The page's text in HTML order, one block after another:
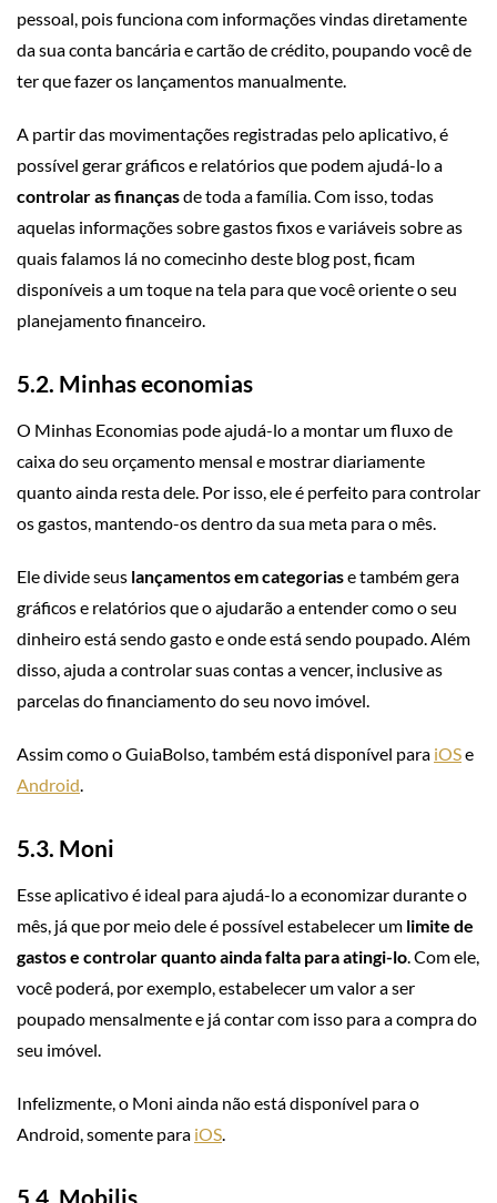
pessoal, pois funciona com informações vindas diretamente
da sua conta bancária e cartão de crédito, poupando você de
ter que fazer os lançamentos manualmente.
A partir das movimentações registradas pelo aplicativo, é
possível gerar gráficos e relatórios que podem ajudá-lo a
controlar as finançasde toda a família. Com isso, todas
aquelas informações sobre gastos fixos e variáveis sobre as
quais falamos lá no comecinho deste blog post, ficam
disponíveis a um toque na tela para que você oriente o seu
planejamento financeiro.
5.2. Minhas economias
O Minhas Economias pode ajudá-lo a montar um fluxo de
caixa do seu orçamento mensal e mostrar diariamente
quanto ainda resta dele. Por isso, ele é perfeito para controlar
os gastos, mantendo-os dentro da sua meta para o mês.
Ele divide seus lançamentos em categoriase também gera
gráficos e relatórios que o ajudarão a entender como o seu
dinheiro está sendo gasto e onde está sendo poupado. Além
disso, ajuda a controlar suas contas a vencer, inclusive as
parcelas do financiamento do seu novo imóvel.
Assim como o GuiaBolso, também está disponível para iOSe
Android.
5.3. Moni
Esse aplicativo é ideal para ajudá-lo a economizar durante o
mês, já que por meio dele é possível estabelecer um limite de
gastos e controlar quanto ainda falta para atingi-lo. Com ele,
você poderá, por exemplo, estabelecer um valor a ser
poupado mensalmente e já contar com isso para a compra do
seu imóvel.
Infelizmente, o Moni ainda não está disponível para o
Android, somente para iOS.
5.4. Mobilis